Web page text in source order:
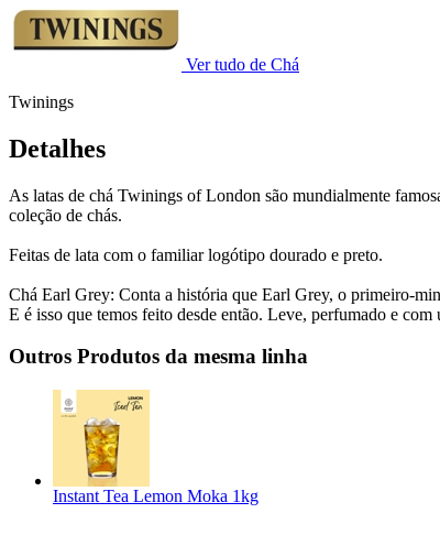
Ver tudo de Chá
Twinings
Detalhes
As latas de chá Twinings of London são mundialmente
coleção de chás.
Feitas de lata com o familiar logótipo dourado e preto.
Chá Earl Grey: Conta a história que Earl Grey, o primeiro-
E é isso que temos feito desde então. Leve, perfumado e
Outros Produtos da mesma linha
Instant Tea Lemon Moka 1kg